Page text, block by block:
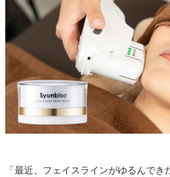
「最近、フェイスラインがゆるんでき